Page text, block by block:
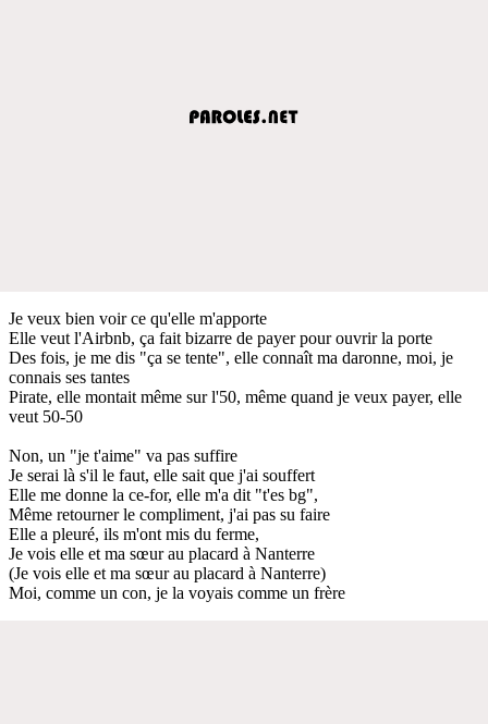
Je veux bien voir ce qu'elle m'apporte
Elle veut l'Airbnb, ça fait bizarre de payer pour ouvrir la porte
Des fois, je me dis "ça se tente", elle connaît ma daronne, moi, je
connais ses tantes
Pirate, elle montait même sur l'50, même quand je veux payer, elle
veut 50-50
Non, un "je t'aime" va pas suffire
Je serai là s'il le faut, elle sait que j'ai souffert
Elle me donne la ce-for, elle m'a dit "t'es bg",
Même retourner le compliment, j'ai pas su faire
Elle a pleuré, ils m'ont mis du ferme,
Je vois elle et ma sœur au placard à Nanterre
(Je vois elle et ma sœur au placard à Nanterre)
Moi, comme un con, je la voyais comme un frère